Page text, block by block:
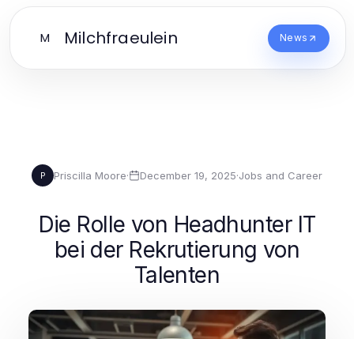
M Milchfraeulein News
P Priscilla Moore· December 19, 2025·Jobs and Career
Die Rolle von Headhunter IT
bei der Rekrutierung von
Talenten